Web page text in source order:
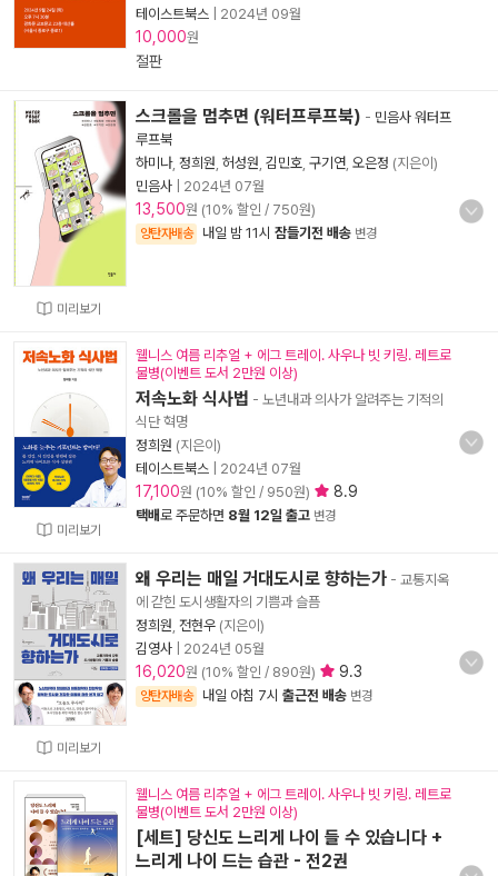
테이스트북스
2024년 09월
10,000원
절판
미리보기
스크롤을 멈추면 (워터프루프북) - 민음사 워터프
루프북
하미나, 정희원 허성원 김민호 구기연 오은정 (지은이)
민음사
2024년 07월
13,500원 (10% 할인 / 750원)
양탄자배송 내일 밤 11시 잠들기전 배송 변경
미리보기
웰니스 여름 리추얼 + 에그 트레이. 사우나 빗 키링. 레트로
물병(이벤트 도서 2만원 이상)
저속노화 식사법 - 노년내과 의사가 알려주는 기적의
식단 혁명
정희원 (지은이)
테이스트북스
2024년 07월
17,100원 (10% 할인 / 950원) 8.9
택배로 주문하면 8월 12일 출고 변경
미리보기
왜 우리는 매일 거대도시로 향하는가 - 교통지옥
에 갇힌 도시생활자의 기쁨과 슬픔
정희원 전현우 (지은이)
김영사
2024년 05월
16,020원 (10% 할인 / 890원) 9.3
양탄자배송 내일 아침 7시 출근전 배송 변경
웰니스 여름 리추얼 + 에그 트레이. 사우나 빗 키링. 레트로
물병(이벤트 도서 2만원 이상)
[세트] 당신도 느리게 나이 들 수 있습니다 +
느리게 나이 드는 습관 - 전2권